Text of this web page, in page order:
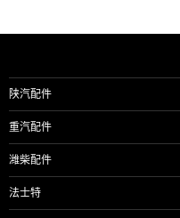
导
陕汽配件
重汽配件
潍柴配件
法士特